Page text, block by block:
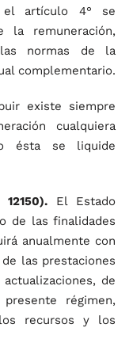
el artículo 4° se
la remuneración,
normas de la
complementario.
existe siempre
cualquiera
ésta se liquide
El Estado
de las finalidades
anualmente con
las prestaciones
de
régimen,
recursos y los